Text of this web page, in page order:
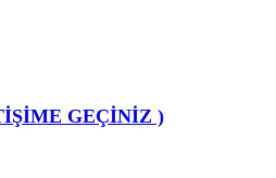
GEÇİNİZ )